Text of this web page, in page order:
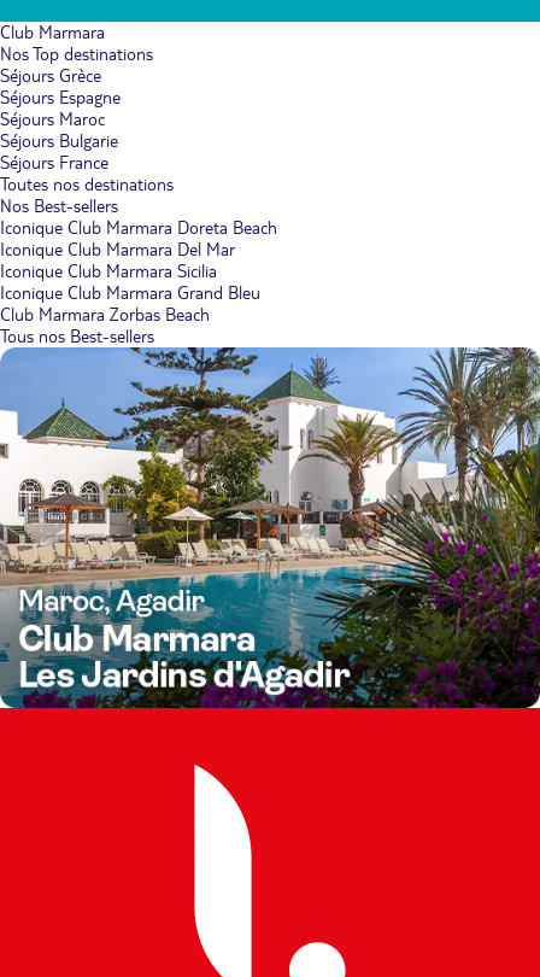
Club Marmara
Nos Top destinations
Séjours Grèce
Séjours Espagne
Séjours Maroc
Séjours Bulgarie
Séjours France
Toutes nos destinations
Nos Best-sellers
Iconique Club Marmara Doreta Beach
Iconique Club Marmara Del Mar
Iconique Club Marmara Sicilia
Iconique Club Marmara Grand Bleu
Club Marmara Zorbas Beach
Tous nos Best-sellers